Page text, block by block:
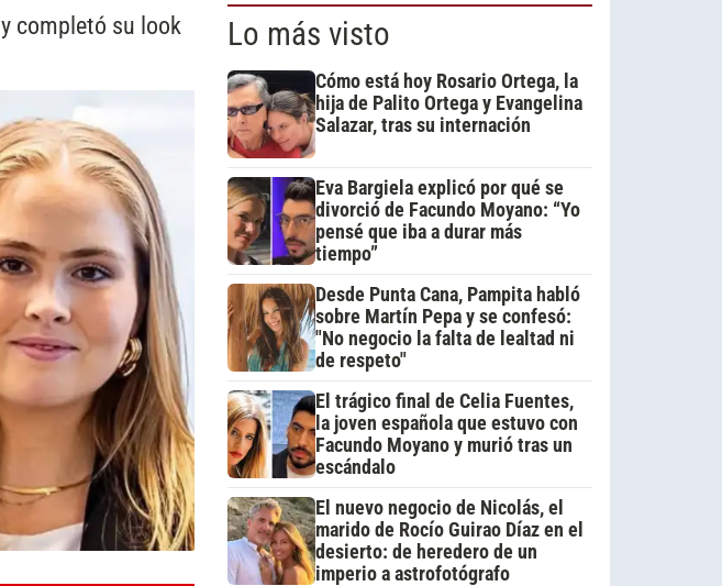
completó su look
Lo más visto
Cómo está hoy Rosario Ortega, la
hija de Palito Ortega y Evangelina
Salazar, tras su internación
Eva Bargiela explicó por qué se
divorció de Facundo Moyano: “Yo
pensé que iba a durar más
tiempo”
Desde Punta Cana, Pampita habló
sobre Martín Pepa y se confesó:
"No negocio la falta de lealtad ni
de respeto"
El trágico final de Celia Fuentes,
la joven española que estuvo con
Facundo Moyano y murió tras un
escándalo
El nuevo negocio de Nicolás, el
marido de Rocío Guirao Díaz en el
desierto: de heredero de un
imperio a astrofotógrafo